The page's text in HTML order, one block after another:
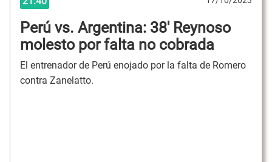
Perú vs. Argentina: 38' Reynoso
molesto por falta no cobrada
El entrenador de Perú enojado por la falta de Romero
contra Zanelatto.